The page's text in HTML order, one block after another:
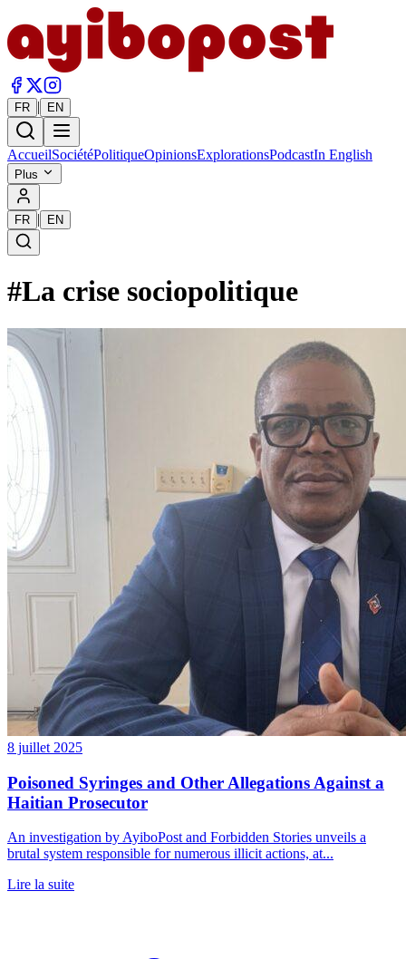
FR | EN
AccueilSociétéPolitiqueOpinionsExplorationsPodcastIn English
Plus
FR | EN
#La crise sociopolitique
8 juillet 2025
Poisoned Syringes and Other Allegations Against a
Haitian Prosecutor
An investigation by AyiboPost and Forbidden Stories unveils a
brutal system responsible for numerous illicit actions, at...
Lire la suite